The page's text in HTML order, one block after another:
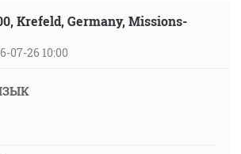
Krefeld, Germany, Missions-
07-26 10:00